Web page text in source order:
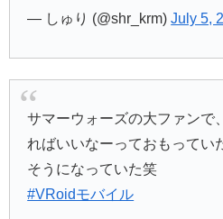
— しゅり (@shr_krm)July 5,
サマーウォーズの大ファンで
ればいいなーっておもってい
そうになっていた笑
#VRoidモバイル